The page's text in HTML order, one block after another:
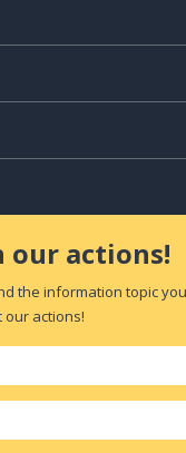
our actions!
the information topic
actions!